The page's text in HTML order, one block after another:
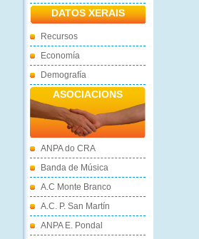
DATOS XERAIS
Recursos
Economía
Demografía
ASOCIACIONS
ANPA do CRA
Banda de Música
A.C Monte Branco
A.C. P. San Martín
ANPA E. Pondal